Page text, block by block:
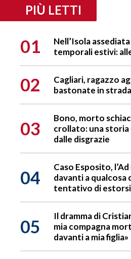
PIÙ LETTI
01
Nell’Isola
temporali estivi:
02
Cagliari, ragazzo
bastonate in
03
Bono, morto
crollato: una storia
dalle disgrazie
04
Caso Esposito,
davanti a qualcosa
tentativo di
05
Il dramma di
mia compagna
davanti a mia figlia»